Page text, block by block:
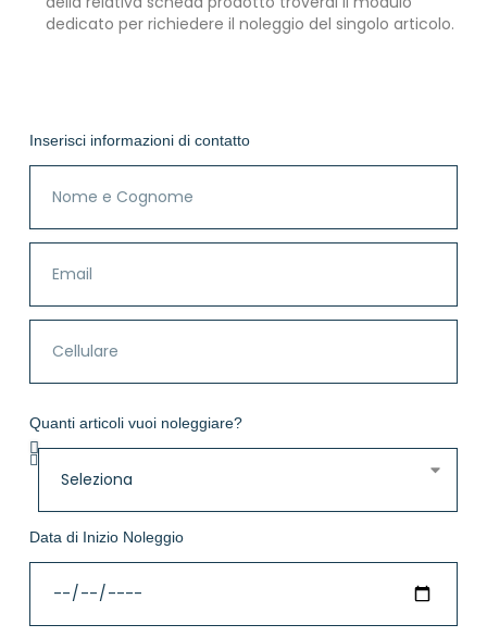
dedicato per richiedere il noleggio del singolo articolo.
Inserisci informazioni di contatto
Quanti articoli vuoi noleggiare?
Data di Inizio Noleggio